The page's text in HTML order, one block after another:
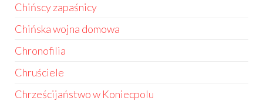
Chińscy zapaśnicy
Chińska wojna domowa
Chronofilia
Chruściele
Chrześcijaństwo w Koniecpolu